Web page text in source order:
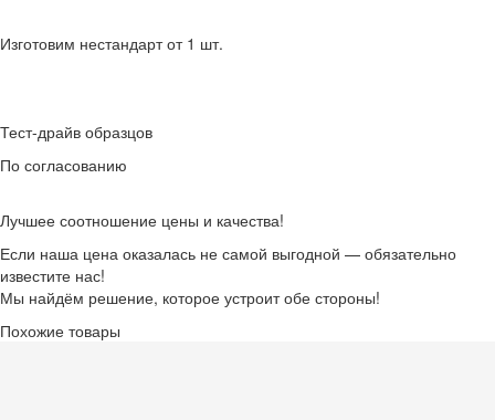
Изготовим нестандарт от 1 шт.
Тест-драйв образцов
По согласованию
Лучшее соотношение цены и качества!
Если наша цена оказалась не самой выгодной — обязательно
известите нас!
Мы найдём решение, которое устроит обе стороны!
Похожие товары